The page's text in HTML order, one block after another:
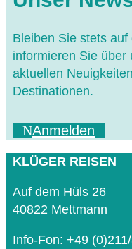
Bleiben Sie stets
informieren Sie über
aktuellen
Destinationen.
Anmelden
KLÜGER REISEN
Auf dem Hüls 26
40822 Mettmann
Info-Fon: +49